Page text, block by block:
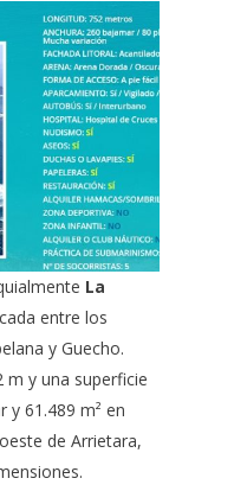
La
entre los
y Guecho.
m y una superficie
y 61.489 m² en
de Arrietara,